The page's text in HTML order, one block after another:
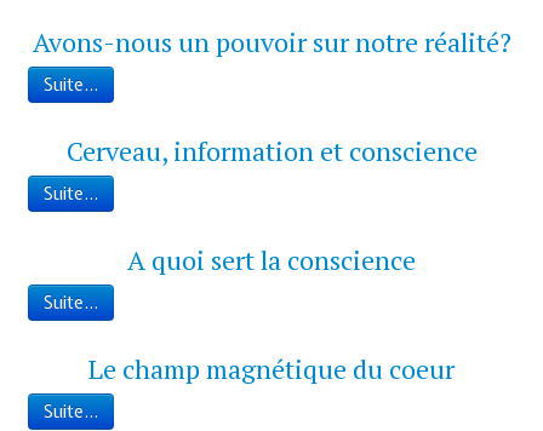
Avons-nous un pouvoir sur notre réalité?
Suite...
Cerveau, information et conscience
Suite...
A quoi sert la conscience
Suite...
Le champ magnétique du coeur
Suite...